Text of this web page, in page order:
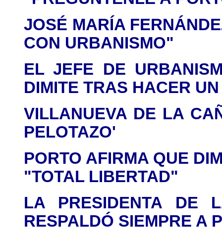
JOSÉ MARÍA
CON URBANISMO"
EL JEFE DE
DIMITE TRAS HACER
VILLANUEVA DE LA
PELOTAZO'
PORTO AFIRMA QUE
"TOTAL LIBERTAD"
LA PRESIDENTA DE
RESPALDÓ SIEMPRE A